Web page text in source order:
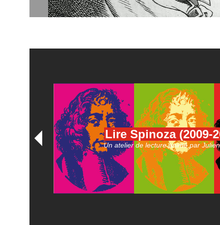
Lire Spinoza (2009-
Un atelier de lecture animé par